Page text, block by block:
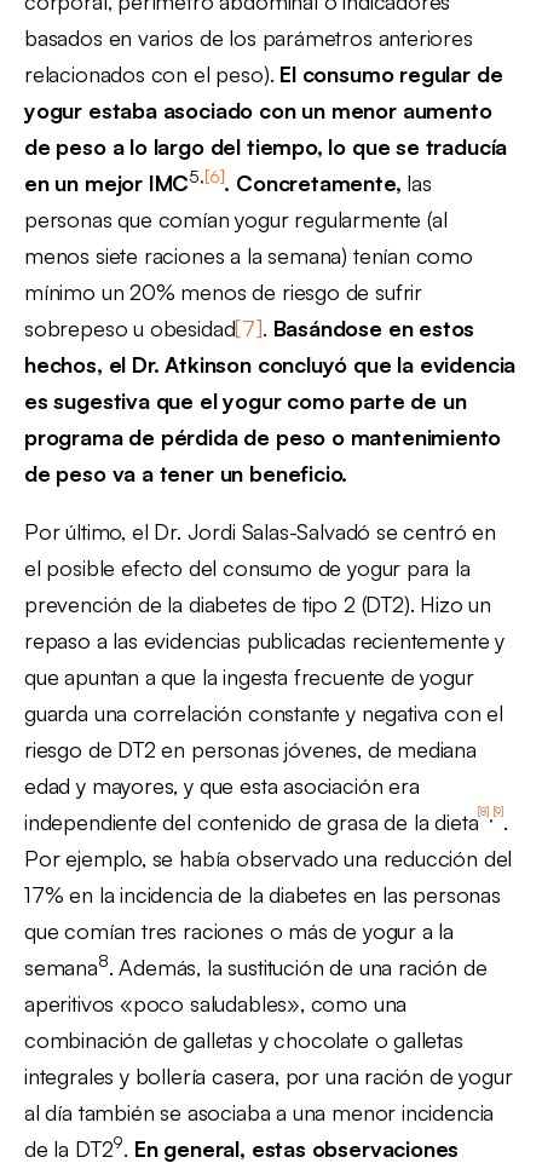
basados en varios de los parámetros anteriores
relacionados con el peso). El consumo regular de
yogur estaba asociado con un menor aumento
de peso a lo largo del tiempo, lo que se traducía
en un mejor IMC5,[6]. Concretamente, las
personas que comían yogur regularmente (al
menos siete raciones a la semana) tenían como
mínimo un 20% menos de riesgo de sufrir
sobrepeso u obesidad[7]. Basándose en estos
hechos, el Dr.Atkinson concluyó que la evidencia
es sugestiva que el yogur como parte de un
programa de pérdida de peso o mantenimiento
de peso va a tener un beneficio.
Por último, el Dr. Jordi Salas-Salvadó se centró en
el posible efecto del consumo de yogur para la
prevención de la diabetes de tipo 2 (DT2). Hizo un
repaso a las evidencias publicadas recientemente y
que apuntan a que la ingesta frecuente de yogur
guarda una correlación constante y negativa con el
riesgo de DT2 en personas jóvenes, de mediana
edad y mayores, y que esta asociación era
independiente del contenido de grasa de la dieta[8],[9].
Por ejemplo, se había observado una reducción del
17% en la incidencia de la diabetes en las personas
que comían tres raciones o más de yogur a la
semana8. Además, la sustitución de una ración de
aperitivos «poco saludables», como una
combinación de galletas y chocolate o galletas
integrales y bollería casera, por una ración de yogur
al día también se asociaba a una menor incidencia
de la DT29. En general, estas observaciones